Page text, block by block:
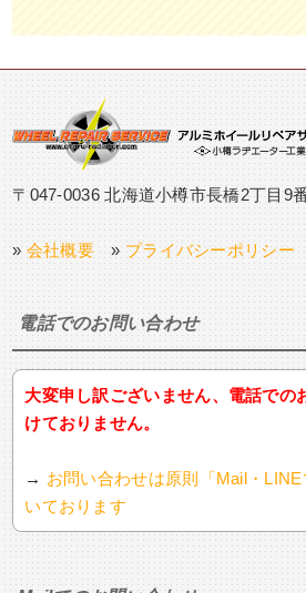
〒047-0036 北海道小樽市長橋2丁目9
» 会社概要 » プライバシーポリシー
電話でのお問い合わせ
大変申し訳ございません、電話での
けておりません。
→ お問い合わせは原則「Mail・
いております